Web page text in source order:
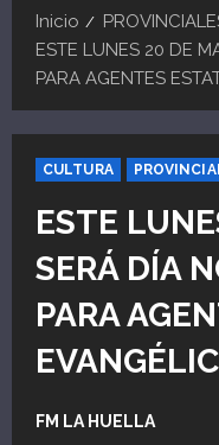
Inicio
ESTE LUNES 20 DE
PARA AGENTES
CULTURA
ESTE
SERÁ DÍA
PARA
FM LA HUELLA